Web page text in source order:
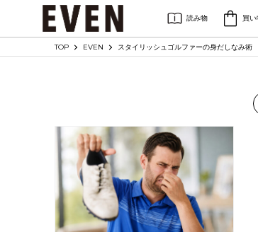
読み物 買い
TOP EVEN スタイリッシュゴルファーの身だしなみ術